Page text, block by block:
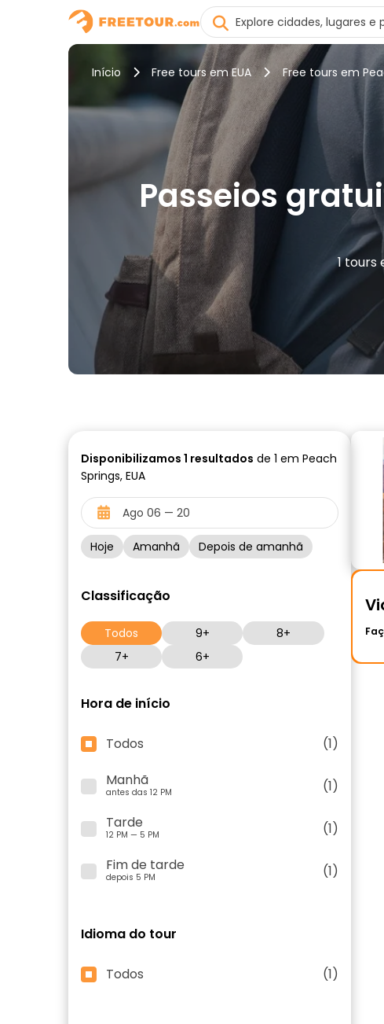
Início Free tours em EUA Free tours em
Passeios
1 tours
Disponibilizamos 1 resultados de 1 em Peach
Springs, EUA
Hoje Amanhã Depois de amanhã
Classificação
Todos 9+
8+
7+
6+
Hora de início
Todos
(1)
Manhã
antes das 12 PM
(1)
Tarde
12 PM — 5 PM
(1)
Fim de tarde
depois 5 PM (1)
Idioma do tour
Todos (1)